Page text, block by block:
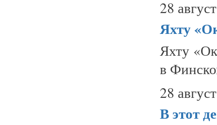
28
Яхту
Яхту
в
28
В этот